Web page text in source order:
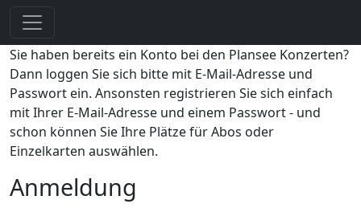
Sie haben bereits ein Konto bei den Plansee Konzerten?
Dann loggen Sie sich bitte mit E-Mail-Adresse und
Passwort ein. Ansonsten registrieren Sie sich einfach
mit Ihrer E-Mail-Adresse und einem Passwort - und
schon können Sie Ihre Plätze für Abos oder
Einzelkarten auswählen.
Anmeldung